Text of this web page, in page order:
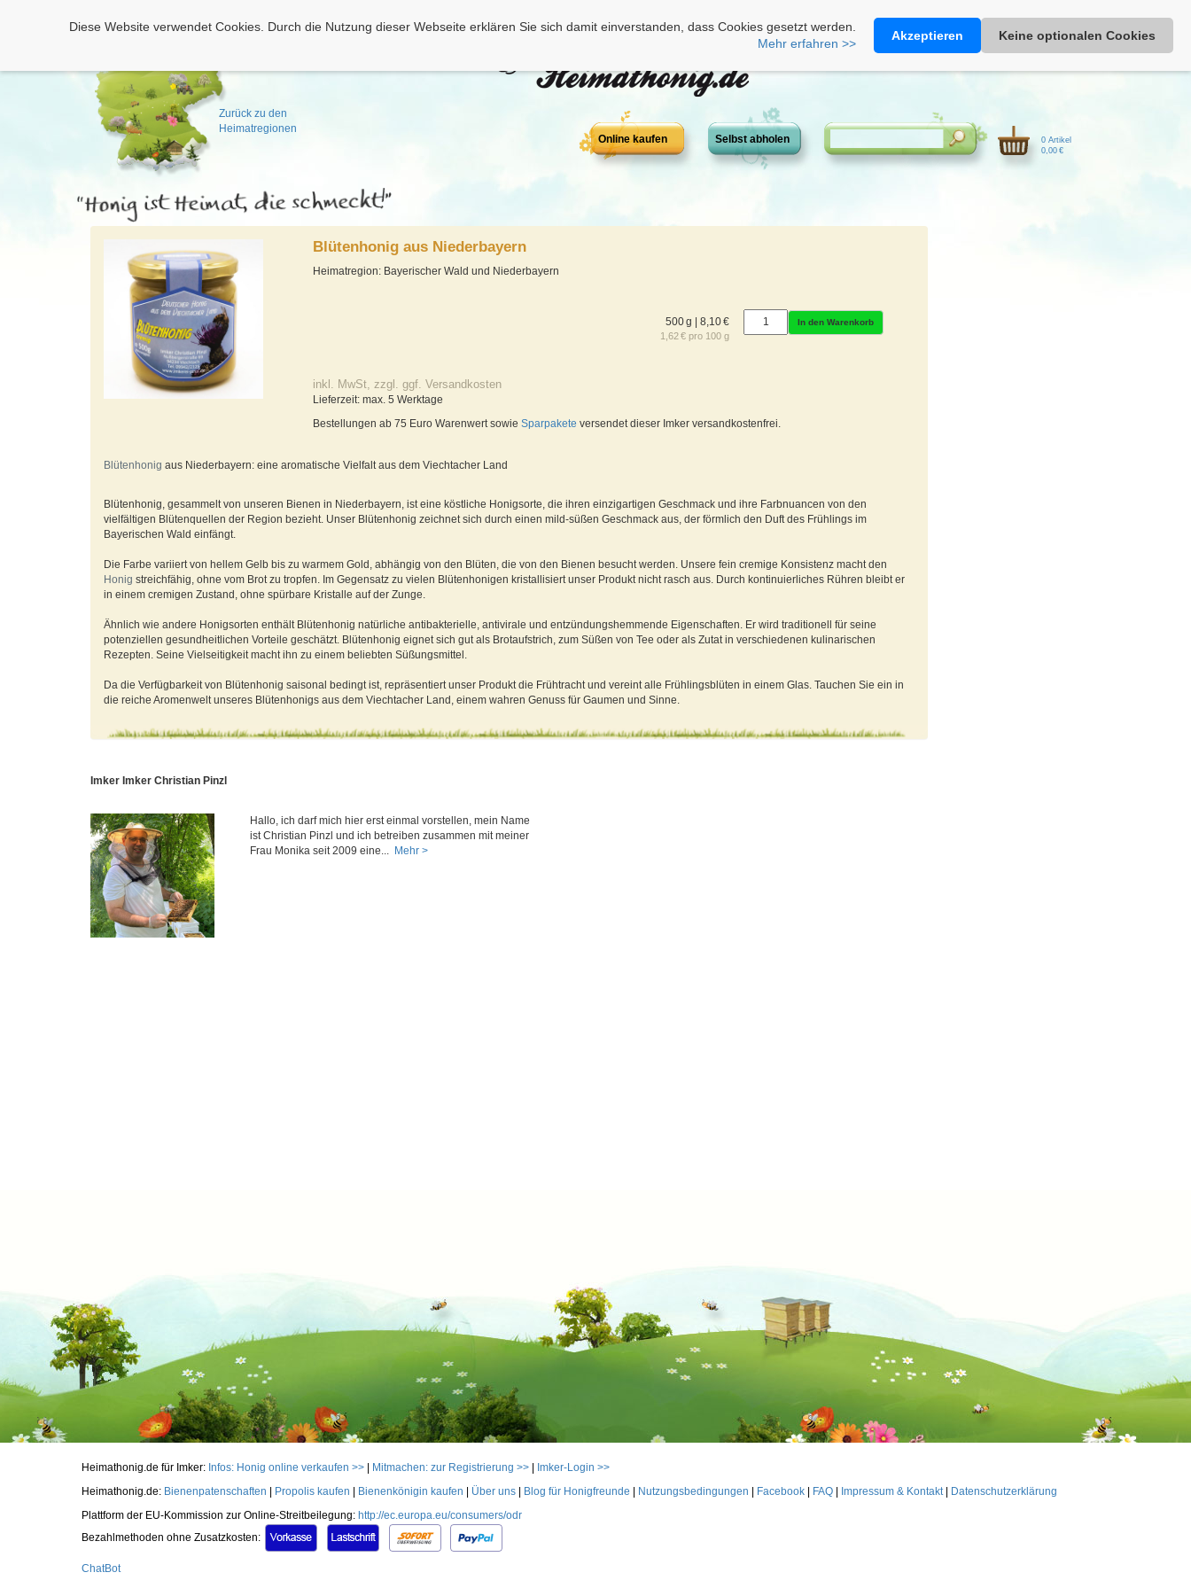
Zurück zu den
Heimatregionen
Heimathonig auf Facebook|Kunden-Login|Warenkorb
Diese Website verwendet Cookies. Durch die Nutzung dieser Webseite erklären Sie sich damit einverstanden, dass Cookies gesetzt werden.
Mehr erfahren >>
Akzeptieren Keine optionalen Cookies
Online kaufen Selbst abholen
0 Artikel
0,00 €
Blütenhonig aus Niederbayern
Heimatregion: Bayerischer Wald und Niederbayern
500 g | 8,10 €
1,62 € pro 100 g
In den Warenkorb
inkl. MwSt, zzgl. ggf. Versandkosten
Lieferzeit: max. 5 Werktage
Bestellungen ab 75 Euro Warenwert sowieSparpakete versendet dieser Imker versandkostenfrei.
Blütenhonig aus Niederbayern: eine aromatische Vielfalt aus dem Viechtacher Land
Blütenhonig, gesammelt von unseren Bienen in Niederbayern, ist eine köstliche Honigsorte, die ihren einzigartigen Geschmack und ihre Farbnuancen von den
vielfältigen Blütenquellen der Region bezieht. Unser Blütenhonig zeichnet sich durch einen mild-süßen Geschmack aus, der förmlich den Duft des Frühlings im
Bayerischen Wald einfängt.
Die Farbe variiert von hellem Gelb bis zu warmem Gold, abhängig von den Blüten, die von den Bienen besucht werden. Unsere fein cremige Konsistenz macht den
Honig streichfähig, ohne vom Brot zu tropfen. Im Gegensatz zu vielen Blütenhonigen kristallisiert unser Produkt nicht rasch aus. Durch kontinuierliches Rühren bleibt er
in einem cremigen Zustand, ohne spürbare Kristalle auf der Zunge.
Ähnlich wie andere Honigsorten enthält Blütenhonig natürliche antibakterielle, antivirale und entzündungshemmende Eigenschaften. Er wird traditionell für seine
potenziellen gesundheitlichen Vorteile geschätzt. Blütenhonig eignet sich gut als Brotaufstrich, zum Süßen von Tee oder als Zutat in verschiedenen kulinarischen
Rezepten. Seine Vielseitigkeit macht ihn zu einem beliebten Süßungsmittel.
Da die Verfügbarkeit von Blütenhonig saisonal bedingt ist, repräsentiert unser Produkt die Frühtracht und vereint alle Frühlingsblüten in einem Glas. Tauchen Sie ein in
die reiche Aromenwelt unseres Blütenhonigs aus dem Viechtacher Land, einem wahren Genuss für Gaumen und Sinne.
Imker Imker Christian Pinzl
Hallo, ich darf mich hier erst einmal vorstellen, mein Name
ist Christian Pinzl und ich betreiben zusammen mit meiner
Frau Monika seit 2009 eine... Mehr >
Heimathonig.de für Imker: Infos: Honig online verkaufen >> Mitmachen: zur Registrierung >>
Imker-Login >>
Heimathonig.de: Bienenpatenschaften Propolis kaufen Bienenkönigin kaufen Über uns Blog für Honigfreunde Nutzungsbedingungen Facebook FAQ Impressum & Kontakt|
Datenschutzerklärung
Plattform der EU-Kommission zur Online-Streitbeilegung: http://ec.europa.eu/consumers/odr
Bezahlmethoden ohne Zusatzkosten:
ChatBot